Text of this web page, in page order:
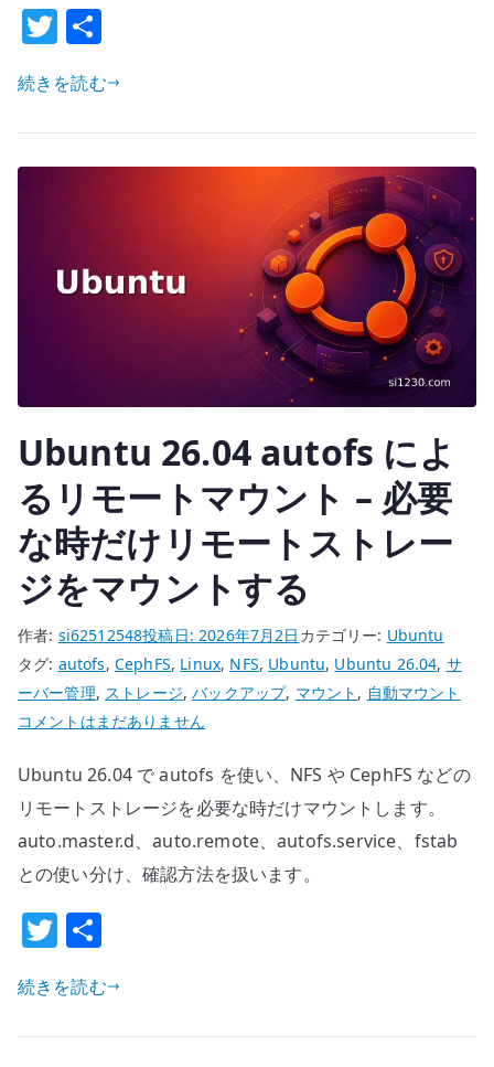
定
–
NTP
時
の
T
w
it
te
r
続きを読む
Ubuntu 26.04 autofs によ
るリモートマウント – 必要
な時だけリモートストレー
ジをマウントする
作者: si62512548投稿日:2026年7月2日 カテゴリー: Ubuntu
タグ: autofs, CephFS, Linux, NFS, Ubuntu, Ubuntu 26.04, サ
ーバー管理, ストレージ,バックアップ, マウント , 自動マウント
Ubuntu
autofs
に
よ
る
モ
ー
ト
ウ
コメントはまだありません
Ubuntu 26.04 で autofs を使い、NFS や CephFS などの
リモートストレージを必要な時だけマウントします。
auto.master.d、auto.remote、autofs.service、fstab
との使い分け、確認方法を扱います。
T
w
it
te
続きを読む